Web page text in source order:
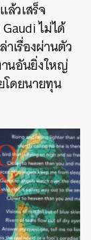
วเสร็จ
ไม่ได้
เรื่องผ่านตัว
นอันยิ่งใหญ่
ดยนายทุน